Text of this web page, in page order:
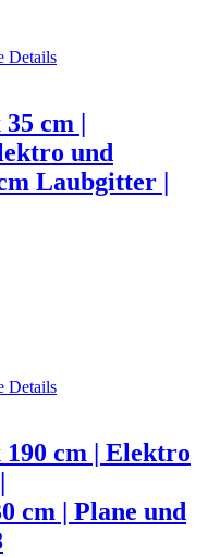
Details
35 cm |
und
Laubgitter |
Details
190 cm | Elektro
cm | Plane und